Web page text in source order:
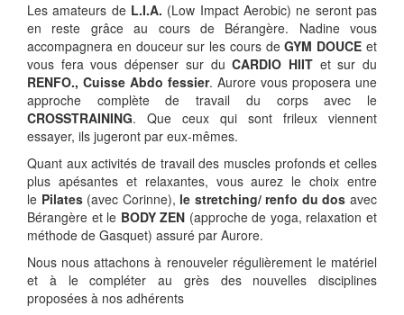
Les amateurs de L.I.A. (Low Impact Aerobic) ne seront pas
en reste grâce au cours de Bérangère. Nadine vous
accompagnera en douceur sur les cours deGYM DOUCE et
vous fera vous dépenser sur duCARDIO HIIT et sur du
RENFO., Cuisse Abdo fessier. Aurore vous proposera une
approche complète de travail du corps avec le
CROSSTRAINING. Que ceux qui sont frileux viennent
essayer, ils jugeront par eux-mêmes.
Quant aux activités de travail des muscles profonds et celles
plus apésantes et relaxantes, vous aurez le choix entre
le Pilates(avec Corinne), le stretching/ renfo du dos avec
Bérangère et le BODY ZEN (approche de yoga, relaxation et
méthode de Gasquet) assuré par Aurore.
Nous nous attachons à renouveler régulièrement le matériel
et à le compléter au grès des nouvelles disciplines
proposées à nos adhérents